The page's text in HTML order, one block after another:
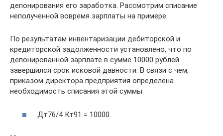
депонирования его заработка. Рассмотрим списание
неполученной вовремя зарплаты на примере.
По результатам инвентаризации дебиторской и
кредиторской задолженности установлено, что по
депонированной зарплате в сумме 10000 рублей
завершился срок исковой давности. В связи с чем,
приказом директора предприятия определена
необходимость списания этой суммы:
Дт76/4 Кт91 = 10000.